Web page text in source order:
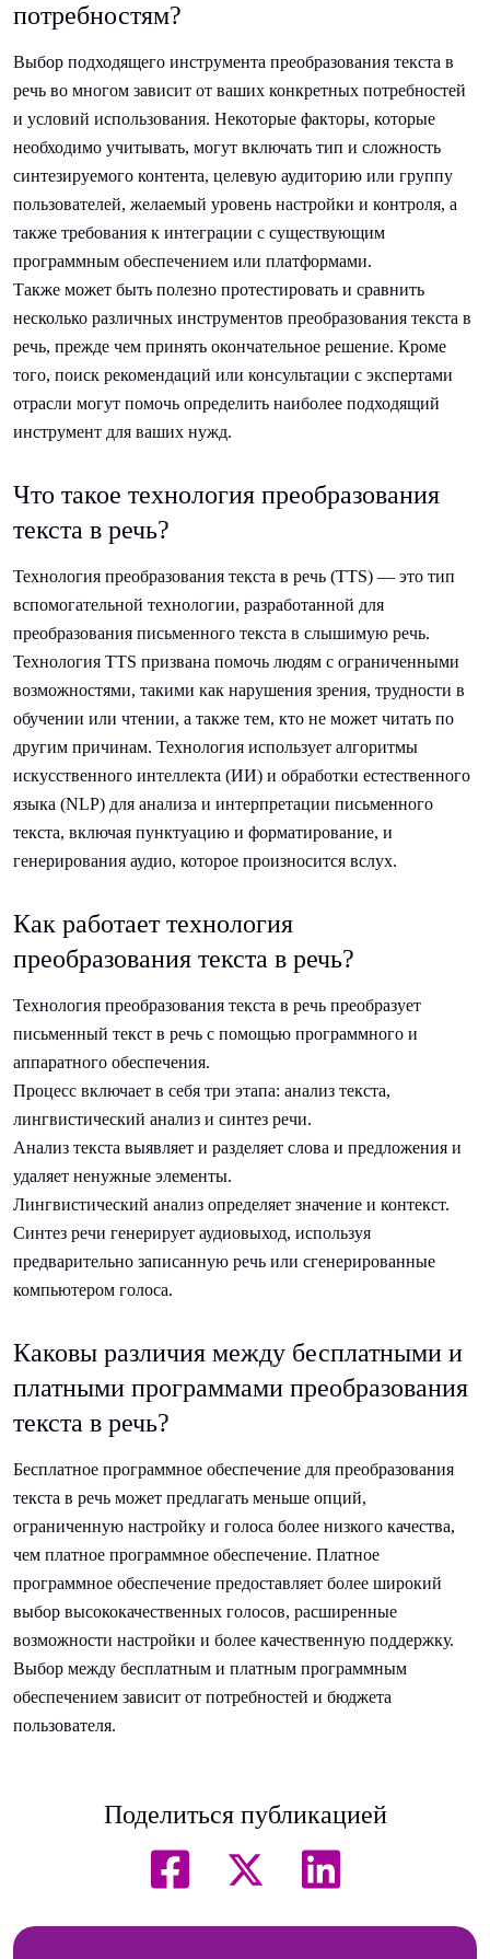
потребностям?
Выбор подходящего инструмента преобразования текста в
речь во многом зависит от ваших конкретных потребностей
и условий использования. Некоторые факторы, которые
необходимо учитывать, могут включать тип и сложность
синтезируемого контента, целевую аудиторию или группу
пользователей, желаемый уровень настройки и контроля, а
также требования к интеграции с существующим
программным обеспечением или платформами.
Также может быть полезно протестировать и сравнить
несколько различных инструментов преобразования текста в
речь, прежде чем принять окончательное решение. Кроме
того, поиск рекомендаций или консультации с экспертами
отрасли могут помочь определить наиболее подходящий
инструмент для ваших нужд.
Что такое технология преобразования
текста в речь?
Технология преобразования текста в речь (TTS) — это тип
вспомогательной технологии, разработанной для
преобразования письменного текста в слышимую речь.
Технология TTS призвана помочь людям с ограниченными
возможностями, такими как нарушения зрения, трудности в
обучении или чтении, а также тем, кто не может читать по
другим причинам. Технология использует алгоритмы
искусственного интеллекта (ИИ) и обработки естественного
языка (NLP) для анализа и интерпретации письменного
текста, включая пунктуацию и форматирование, и
генерирования аудио, которое произносится вслух.
Как работает технология
преобразования текста в речь?
Технология преобразования текста в речь преобразует
письменный текст в речь с помощью программного и
аппаратного обеспечения.
Процесс включает в себя три этапа: анализ текста,
лингвистический анализ и синтез речи.
Анализ текста выявляет и разделяет слова и предложения и
удаляет ненужные элементы.
Лингвистический анализ определяет значение и контекст.
Синтез речи генерирует аудиовыход, используя
предварительно записанную речь или сгенерированные
компьютером голоса.
Каковы различия между бесплатными и
платными программами преобразования
текста в речь?
Бесплатное программное обеспечение для преобразования
текста в речь может предлагать меньше опций,
ограниченную настройку и голоса более низкого качества,
чем платное программное обеспечение. Платное
программное обеспечение предоставляет более широкий
выбор высококачественных голосов, расширенные
возможности настройки и более качественную поддержку.
Выбор между бесплатным и платным программным
обеспечением зависит от потребностей и бюджета
пользователя.
Поделиться публикацией